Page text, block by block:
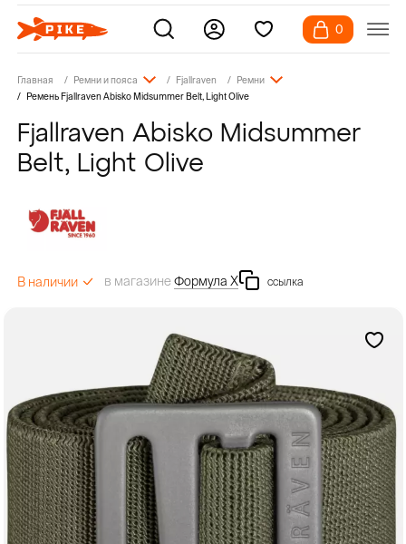
0
Главная Ремни и пояса Fjallraven
Ремни
Ремень Fjallraven Abisko Midsummer Belt, Light Olive
Fjallraven Abisko Midsummer
Belt, Light Olive
В наличии в магазинеФормула Х ссылка